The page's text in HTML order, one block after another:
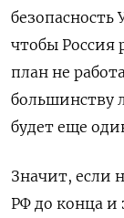
чтобы Россия
план не
большинству
будет еще
Значит, если
РФ до конца и